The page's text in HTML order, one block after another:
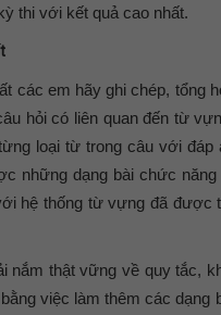
thi với kết quả cao nhất.
các em hãy ghi chép, tổng
hỏi có liên quan đến từ
loại từ trong câu với đáp
những dạng bài chức
hệ thống từ vựng đã được
nắm thật vững về quy tắc,
việc làm thêm các dạng